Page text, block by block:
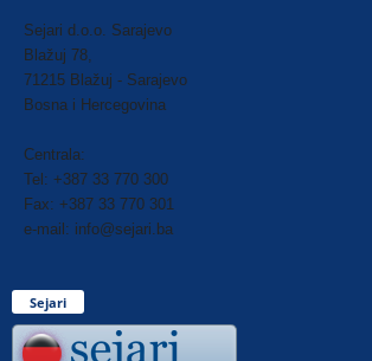
Sejari d.o.o. Sarajevo
Blažuj 78,
71215 Blažuj - Sarajevo
Bosna i Hercegovina
Centrala:
Tel: +387 33 770 300
Fax: +387 33 770 301
e-mail: info@sejari.ba
Sejari